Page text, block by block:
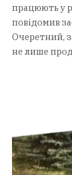
працюють у
повідомив
Очеретний,
не лише